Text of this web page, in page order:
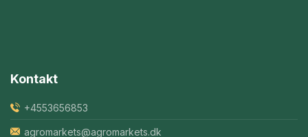
Kontakt
+4553656853
agromarkets@agromarkets.dk